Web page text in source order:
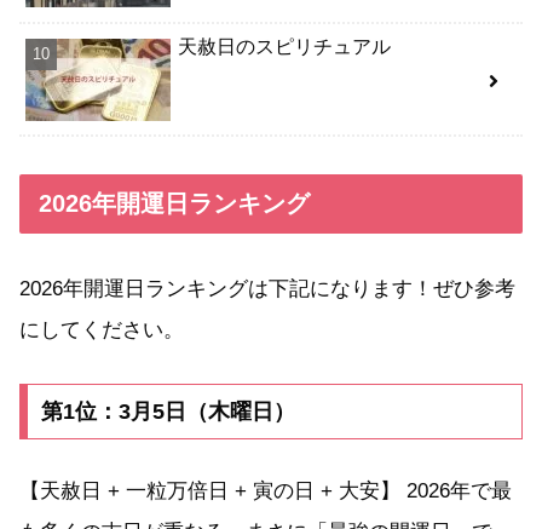
天赦日のスピリチュアル
2026年開運日ランキング
2026年開運日ランキングは下記になります！ぜひ参考
にしてください。
第1位：3月5日（木曜日）
【天赦日 + 一粒万倍日 + 寅の日 + 大安】 2026年で最